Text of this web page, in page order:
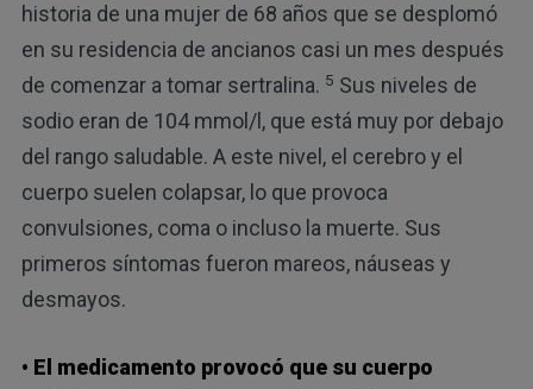
historia de una mujer de 68 años que se desplomó
en su residencia de ancianos casi un mes después
de comenzar a tomar sertralina. 5 Sus niveles de
sodio eran de 104 mmol/l, que está muy por debajo
del rango saludable. A este nivel, el cerebro y el
cuerpo suelen colapsar, lo que provoca
convulsiones, coma o incluso la muerte. Sus
primeros síntomas fueron mareos, náuseas y
desmayos.
• El medicamento provocó que su cuerpo